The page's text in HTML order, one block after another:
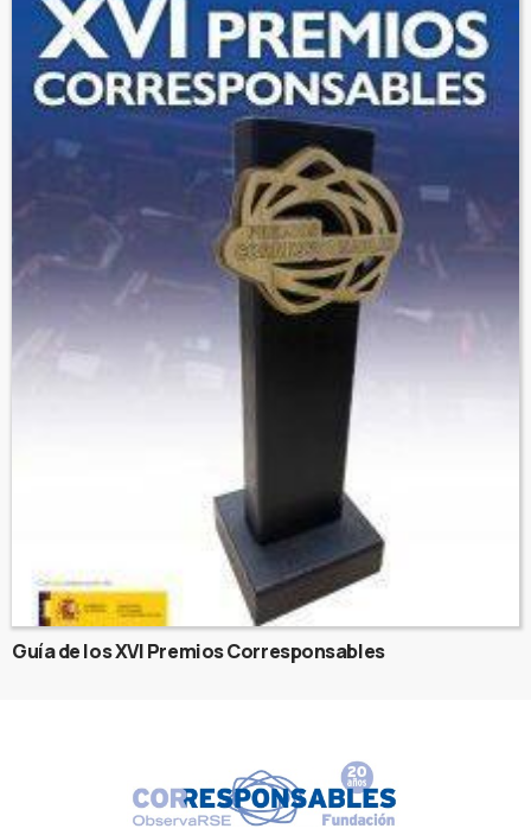
Guía de los XVI Premios Corresponsables